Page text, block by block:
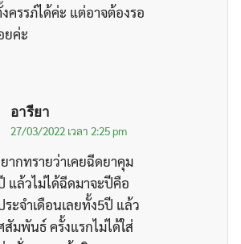
ครรภ์ได้ค่ะ แต่อาจต้องรอ
ค่ะ
อารียา
27/03/2022 เวลา 2:25 pm
ากทรายว่าเคยฉีดยาคุม
แล้วไม่ได้ฉีดมาจะปีคือ
ระจำเดือนเลยทั้ง5ปี แล้ว
สัมพันธ์ ครั้งแรกไม่ได้ใส่